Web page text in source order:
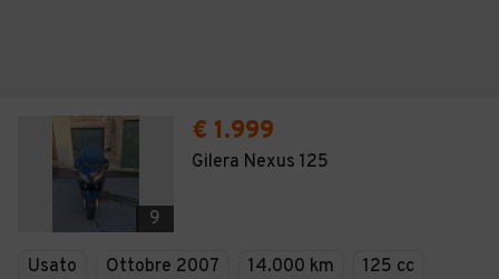
9
€ 1.999
Gilera Nexus 125
Usato Ottobre 2007 14.000 km
125 cc